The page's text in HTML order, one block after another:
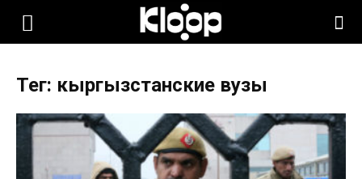
KLOOP.KG
Тег: кыргызстанские вузы